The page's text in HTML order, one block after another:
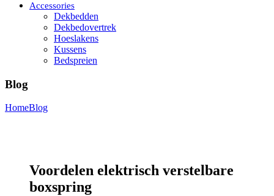
Accessories
Dekbedden
Dekbedovertrek
Hoeslakens
Kussens
Bedspreien
Blog
HomeBlog
Voordelen elektrisch verstelbare
boxspring